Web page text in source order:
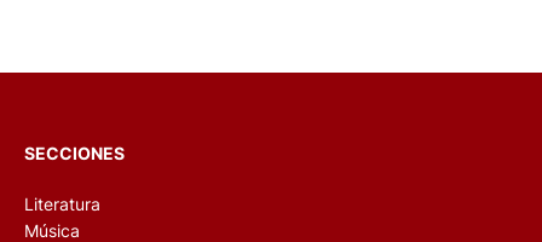
SECCIONES
Literatura
Música